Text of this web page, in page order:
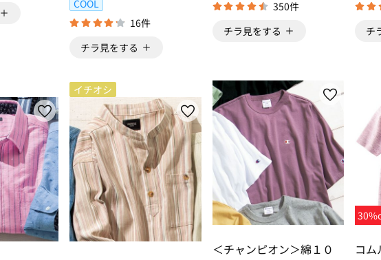
COOL
16件
チラ見をする
350件
チラ見をする
チ
イチオシ
＜チャンピオン＞綿１０
コ